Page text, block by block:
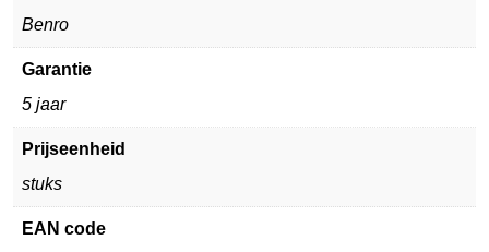
Benro
Garantie
5 jaar
Prijseenheid
stuks
EAN code